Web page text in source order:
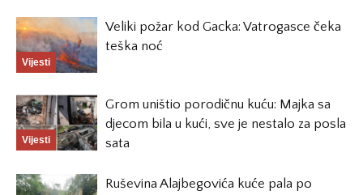
Vijesti
Veliki požar kod Gacka: Vatrogasce čeka
teška noć
Vijesti
Grom uništio porodičnu kuću: Majka sa
djecom bila u kući, sve je nestalo za posla
sata
Ruševina Alajbegovića kuće pala po